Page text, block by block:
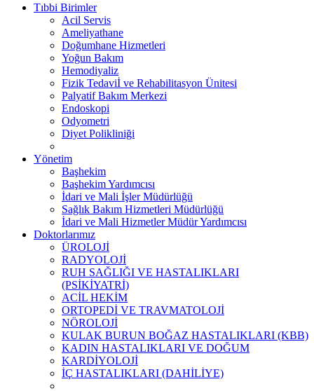
Tıbbi Birimler
Acil Servis
Ameliyathane
Doğumhane Hizmetleri
Yoğun Bakım
Hemodiyaliz
Fizik Tedaviİ ve Rehabilitasyon Ünitesi
Palyatif Bakım Merkezi
Endoskopi
Odyometri
Diyet Polikliniği
Yönetim
Başhekim
Başhekim Yardımcısı
İdari ve Mali İşler Müdürlüğü
Sağlık Bakım Hizmetleri Müdürlüğü
İdari ve Mali Hizmetler Müdür Yardımcısı
Doktorlarımız
ÜROLOJİ
RADYOLOJİ
RUH SAĞLIĞI VE HASTALIKLARI
(PSİKİYATRİ)
ACİL HEKİM
ORTOPEDİ VE TRAVMATOLOJİ
NÖROLOJİ
KULAK BURUN BOĞAZ HASTALIKLARI (KBB)
KADIN HASTALIKLARI VE DOĞUM
KARDİYOLOJİ
İÇ HASTALIKLARI (DAHİLİYE)